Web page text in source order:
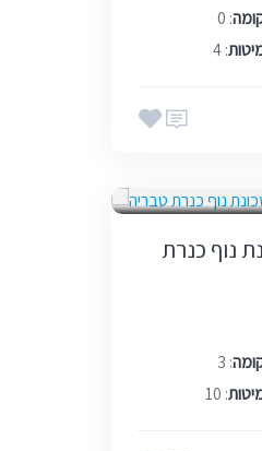
: 0
: 4
נוף כנרת
: 3
: 10